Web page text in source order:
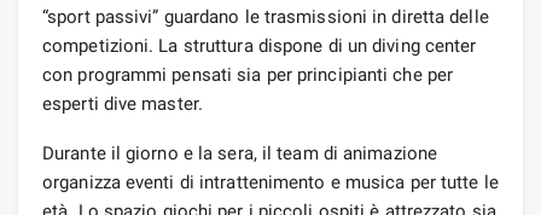
“sport passivi” guardano le trasmissioni in diretta delle
competizioni. La struttura dispone di un diving center
con programmi pensati sia per principianti che per
esperti dive master.
Durante il giorno e la sera, il team di animazione
organizza eventi di intrattenimento e musica per tutte le